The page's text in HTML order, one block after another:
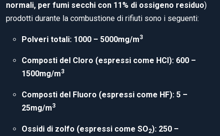
normali, per fumi secchi con 11% di ossigeno residuo)
prodotti durante la combustione di rifiuti sono i seguenti:
Polveri totali: 1000 – 5000mg/m3
Composti del Cloro (espressi come HCl): 600 –
1500mg/m3
Composti del Fluoro (espressi come HF): 5 –
25mg/m3
Ossidi di zolfo (espressi come SO2): 250 –